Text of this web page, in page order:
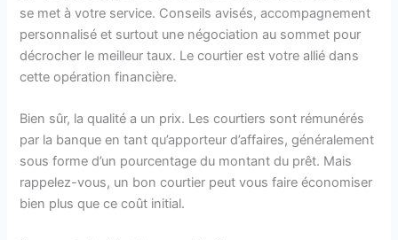
se met à votre service. Conseils avisés, accompagnement
personnalisé et surtout une négociation au sommet pour
décrocher le meilleur taux. Le courtier est votre allié dans
cette opération financière.
Bien sûr, la qualité a un prix. Les courtiers sont rémunérés
par la banque en tant qu’apporteur d’affaires, généralement
sous forme d’un pourcentage du montant du prêt. Mais
rappelez-vous, un bon courtier peut vous faire économiser
bien plus que ce coût initial.